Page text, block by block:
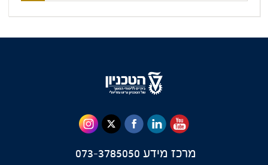
המבוקשת
מרכז מידע